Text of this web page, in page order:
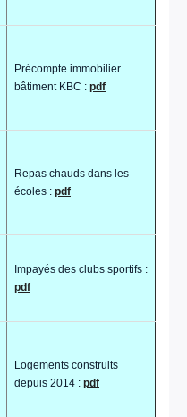
Précompte immobilier
bâtiment KBC : pdf
Repas chauds dans les
écoles : pdf
Impayés des clubs sportifs :
pdf
Logements construits
depuis 2014 : pdf